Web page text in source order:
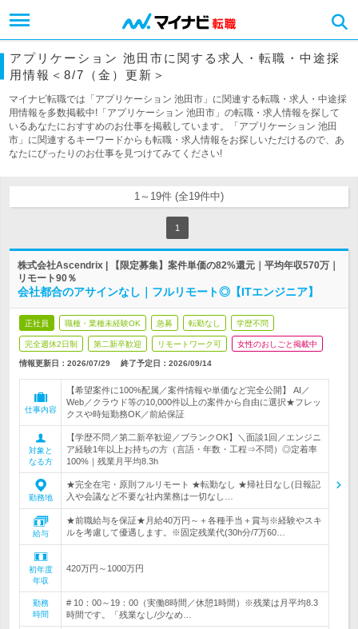
アプリケーション 池田市に関する求人・転職・中途採
用情報＜8/7（金）更新＞
マイナビ転職では「アプリケーション 池田市」に関連する転職・求人・中途採
用情報を多数掲載中!「アプリケーション 池田市」の転職・求人情報を探して
いるあなたにおすすめのお仕事を掲載しています。「アプリケーション 池田
市」に関連するキーワードからも転職・求人情報をお探しいただけるので、あ
なたにぴったりのお仕事を見つけてみてください!
1～19件 (全19件中)
1
株式会社Ascendrix | 【限定募集】案件単価の82%還元｜平均年収570万｜
リモート90％
会社都合のアサインなし｜フルリモート◎【ITエンジニア】
正社員 職種・業種未経験OK 急募 転勤なし 学歴不問
完全週休2日制 第二新卒歓迎 リモートワーク可 女性のおしごと掲載中
情報更新日：2026/07/29 終了予定日： 2026/09/14
仕事内容
【希望案件に100%配属／案件情報や単価など完全公開】 AI／
Web／クラウド等の10,000件以上の案件から自由に選択★フレッ
クスや時短勤務OK／前給保証
対象と
なる方
【学歴不問／第二新卒歓迎／ブランクOK】＼面談1回／エンジニ
ア経験1年以上お持ちの方（言語・年数・工程⇒不問）◎定着率
100%｜残業月平均8.3h
勤務地
★完全在宅・原則フルリモート ★転勤なし ★帰社日なし(日報記
入や会議など不要な社内業務は一切なし…
給与
★前職給与を保証★月給40万円～＋各種手当＋賞与※経験やスキ
ルを考慮して優遇します。※固定残業代(30h分/7万60…
初年度
年収
420万円～1000万円
勤務
時間
# 10：00～19：00（実働8時間／休憩1時間）※残業は月平均8.3
時間です。「残業なし/少なめ…